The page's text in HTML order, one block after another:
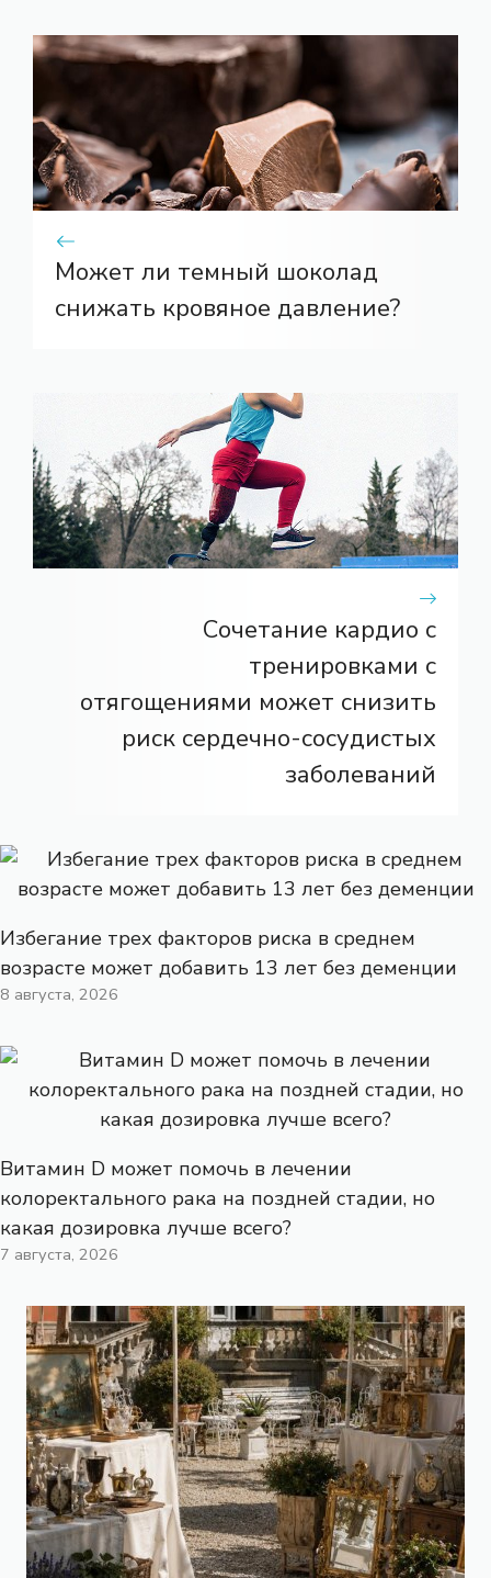
Может ли темный шоколад
снижать кровяное давление?
Сочетание кардио с
тренировками с
отягощениями может снизить
риск сердечно-сосудистых
заболеваний
Избегание трех факторов риска в среднем
возрасте может добавить 13 лет без деменции
8 августа, 2026
Витамин D может помочь в лечении
колоректального рака на поздней стадии, но
какая дозировка лучше всего?
7 августа, 2026